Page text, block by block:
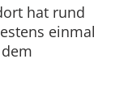
hat rund
einmal